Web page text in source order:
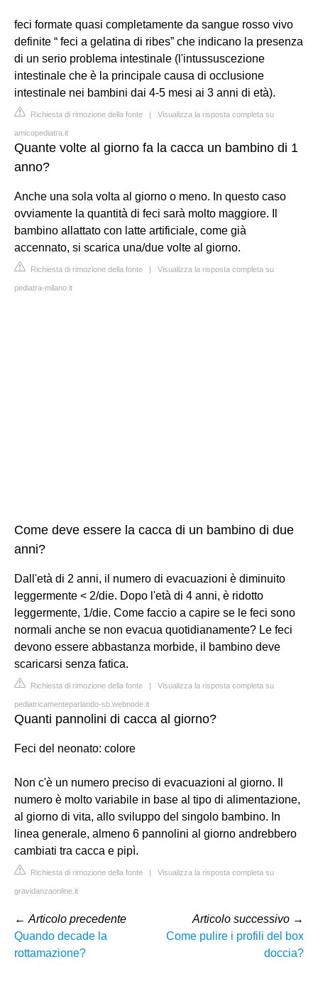
feci formate quasi completamente da sangue rosso vivo
definite “ feci a gelatina di ribes” che indicano la presenza
di un serio problema intestinale (l'intussuscezione
intestinale che è la principale causa di occlusione
intestinale nei bambini dai 4-5 mesi ai 3 anni di età).
Richiesta di rimozione della fonte | Visualizza la risposta completa su
amicopediatra.it
Quante volte al giorno fa la cacca un bambino di 1
anno?
Anche una sola volta al giorno o meno. In questo caso
ovviamente la quantità di feci sarà molto maggiore. Il
bambino allattato con latte artificiale, come già
accennato, si scarica una/due volte al giorno.
Richiesta di rimozione della fonte | Visualizza la risposta completa su
pediatra-milano.it
Come deve essere la cacca di un bambino di due
anni?
Dall'età di 2 anni, il numero di evacuazioni è diminuito
leggermente < 2/die. Dopo l'età di 4 anni, è ridotto
leggermente, 1/die. Come faccio a capire se le feci sono
normali anche se non evacua quotidianamente? Le feci
devono essere abbastanza morbide, il bambino deve
scaricarsi senza fatica.
Richiesta di rimozione della fonte | Visualizza la risposta completa su
pediatricamenteparlando-sb.webnode.it
Quanti pannolini di cacca al giorno?
Feci del neonato: colore
Non c'è un numero preciso di evacuazioni al giorno. Il
numero è molto variabile in base al tipo di alimentazione,
al giorno di vita, allo sviluppo del singolo bambino. In
linea generale, almeno 6 pannolini al giorno andrebbero
cambiati tra cacca e pipì.
Richiesta di rimozione della fonte | Visualizza la risposta completa su
gravidanzaonline.it
← Articolo precedente
Quando decade la
rottamazione?
Articolo successivo →
Come pulire i profili del box
doccia?